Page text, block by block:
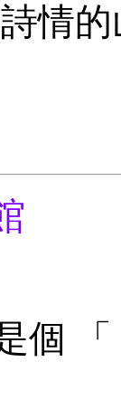
情的
個
「